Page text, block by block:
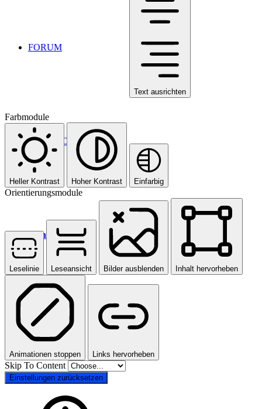
FORUM
ANMELDEN
Menü Menü
Text ausrichten
Farbmodule
Heller Kontrast Hoher Kontrast Einfarbig
Orientierungsmodule
Leselinie Leseansicht Bilder ausblenden Inhalt hervorheben
Animationen stoppen Links hervorheben
Skip To Content
Einstellungen zurücksetzen